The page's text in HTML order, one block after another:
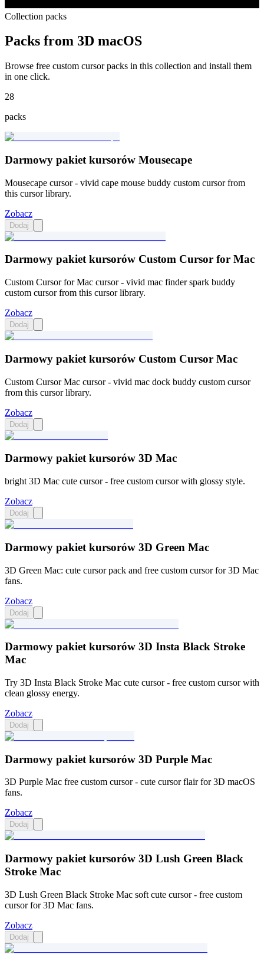
Collection packs
Packs from 3D macOS
Browse free custom cursor packs in this collection and install them
in one click.
28
packs
Darmowy pakiet kursorów Mousecape
Mousecape cursor - vivid cape mouse buddy custom cursor from
this cursor library.
Zobacz
Dodaj
Darmowy pakiet kursorów Custom Cursor for Mac
Custom Cursor for Mac cursor - vivid mac finder spark buddy
custom cursor from this cursor library.
Zobacz
Dodaj
Darmowy pakiet kursorów Custom Cursor Mac
Custom Cursor Mac cursor - vivid mac dock buddy custom cursor
from this cursor library.
Zobacz
Dodaj
Darmowy pakiet kursorów 3D Mac
bright 3D Mac cute cursor - free custom cursor with glossy style.
Zobacz
Dodaj
Darmowy pakiet kursorów 3D Green Mac
3D Green Mac: cute cursor pack and free custom cursor for 3D Mac
fans.
Zobacz
Dodaj
Darmowy pakiet kursorów 3D Insta Black Stroke
Mac
Try 3D Insta Black Stroke Mac cute cursor - free custom cursor with
clean glossy energy.
Zobacz
Dodaj
Darmowy pakiet kursorów 3D Purple Mac
3D Purple Mac free custom cursor - cute cursor flair for 3D macOS
fans.
Zobacz
Dodaj
Darmowy pakiet kursorów 3D Lush Green Black
Stroke Mac
3D Lush Green Black Stroke Mac soft cute cursor - free custom
cursor for 3D Mac fans.
Zobacz
Dodaj